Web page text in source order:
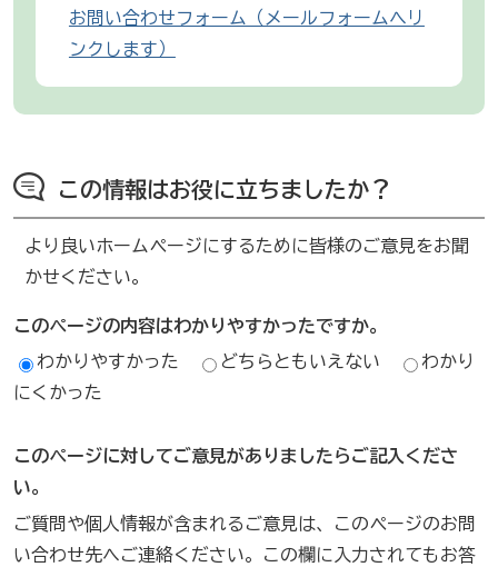
お問い合わせフォーム（メールフォームへリ
ンクします）
この情報はお役に立ちましたか？
より良いホームページにするために皆様のご意見をお聞
かせください。
このページの内容はわかりやすかったですか。
わかりやすかった どちらともいえない
わかり
にくかった
このページに対してご意見がありましたらご記入くださ
い。
ご質問や個人情報が含まれるご意見は、このページのお問
い合わせ先へご連絡ください。この欄に入力されてもお答